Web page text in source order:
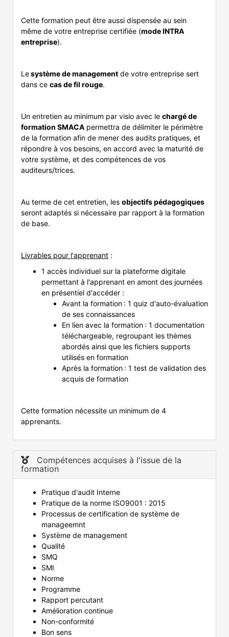
Cette formation peut être aussi dispensée au sein
même de votre entreprise certifiée (mode INTRA
entreprise).
Lesystème de management de votre entreprise sert
dans ce cas de fil rouge.
Un entretien au minimum par visio avec le chargé de
formation SMACA permettra de délimiter le périmètre
de la formation afin de mener des audits pratiques, et
répondre à vos besoins, en accord avec la maturité de
votre système, et des compétences de vos
auditeurs/trices.
Au terme de cet entretien, les objectifs pédagogiques
seront adaptés si nécessaire par rapport à la formation
de base.
Livrables pour l'apprenant :
1 accès individuel sur la plateforme digitale
permettant à l'apprenant en amont des journées
en présentiel d'accéder :
Avant la formation : 1 quiz d'auto-évaluation
de ses connaissances
En lien avec la formation : 1 documentation
téléchargeable, regroupant les thèmes
abordés ainsi que les fichiers supports
utilisés en formation
Après la formation : 1 test de validation des
acquis de formation
Cette formation nécessite un minimum de 4
apprenants.
Compétences acquises à l'issue de la
formation
Pratique d'audit Interne
Pratique de la norme ISO9001 : 2015
Processus de certification de système de
manageemnt
Système de management
Qualité
SMQ
SMI
Norme
Programme
Rapport percutant
Amélioration continue
Non-conformité
Bon sens